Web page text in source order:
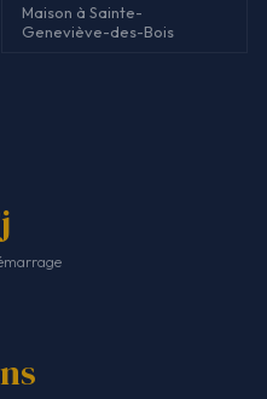
Maison à Sainte-
Geneviève-des-Bois